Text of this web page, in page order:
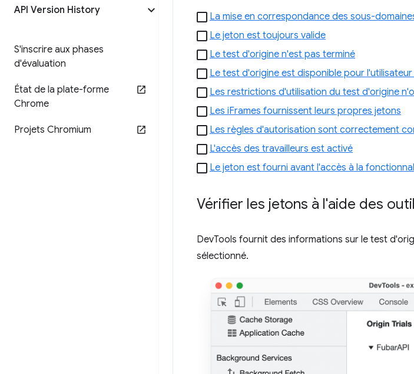
API Version History
S'inscrire aux phases
d'évaluation
État de la plate-forme
Chrome
Projets Chromium
La mise en correspondance des sous-
Le jeton est toujours valide
Le test d'origine n'est pas terminé
Le test d'origine est disponible pour
Les restrictions d'utilisation du test d'origine
Les iFrames fournissent leurs propres jetons
Les règles d'autorisation sont correctement
L'accès des travailleurs est activé
Le jeton est fourni avant l'accès à la
Vérifier les jetons à l'aide des
DevTools fournit des informations sur le test
sélectionné.